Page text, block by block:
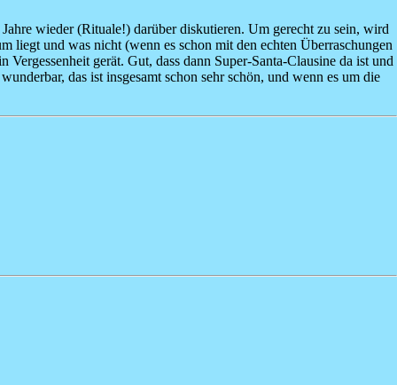
wieder (Rituale!) darüber diskutieren. Um gerecht zu sein, wird
liegt und was nicht (wenn es schon mit den echten Überraschungen
gerät. Gut, dass dann Super-Santa-Clausine da ist und
das ist insgesamt schon sehr schön, und wenn es um die